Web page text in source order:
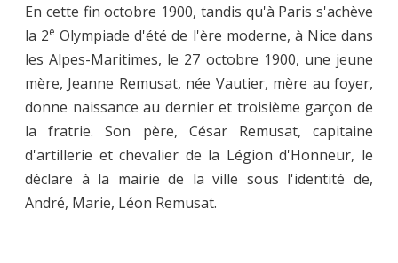
En cette fin octobre 1900, tandis qu'à Paris s'achève
la 2e Olympiade d'été de l'ère moderne, à Nice dans
les Alpes-Maritimes, le 27 octobre 1900, une jeune
mère, Jeanne Remusat, née Vautier, mère au foyer,
donne naissance au dernier et troisième garçon de
la fratrie. Son père, César Remusat, capitaine
d'artillerie et chevalier de la Légion d'Honneur, le
déclare à la mairie de la ville sous l'identité de,
André, Marie, Léon Remusat.